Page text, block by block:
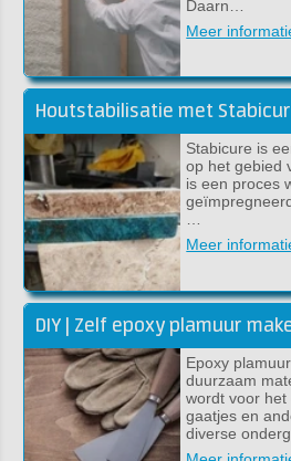
Daarn…
Meer
Stabicure is
op het gebied
is een proces
Meer
DIY | Zelf epoxy plamuur
Epoxy
duurzaam
wordt voor het
gaatjes en
diverse